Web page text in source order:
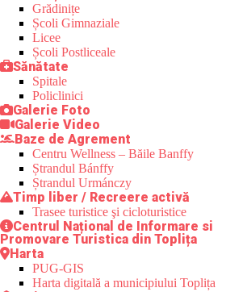
Grădinițe
Școli Gimnaziale
Licee
Școli Postliceale
Sănătate
Spitale
Policlinici
Galerie Foto
Galerie Video
Baze de Agrement
Centru Wellness – Băile Banffy
Ștrandul Bánffy
Ștrandul Urmánczy
Timp liber / Recreere activă
Trasee turistice şi cicloturistice
Centrul Național de Informare si
Promovare Turistica din Toplița
Harta
PUG-GIS
Harta digitală a municipiului Toplița